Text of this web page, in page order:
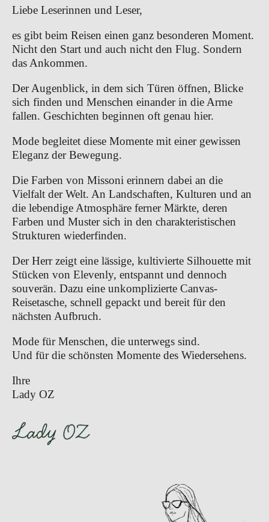
Liebe Leserinnen und Leser,
es gibt beim Reisen einen ganz besonderen Moment.
Nicht den Start und auch nicht den Flug. Sondern
das Ankommen.
Der Augenblick, in dem sich Türen öffnen, Blicke
sich finden und Menschen einander in die Arme
fallen. Geschichten beginnen oft genau hier.
Mode begleitet diese Momente mit einer gewissen
Eleganz der Bewegung.
Die Farben von Missoni erinnern dabei an die
Vielfalt der Welt. An Landschaften, Kulturen und an
die lebendige Atmosphäre ferner Märkte, deren
Farben und Muster sich in den charakteristischen
Strukturen wiederfinden.
Der Herr zeigt eine lässige, kultivierte Silhouette mit
Stücken von Elevenly, entspannt und dennoch
souverän. Dazu eine unkomplizierte Canvas-
Reisetasche, schnell gepackt und bereit für den
nächsten Aufbruch.
Mode für Menschen, die unterwegs sind.
Und für die schönsten Momente des Wiedersehens.
Ihre
Lady OZ